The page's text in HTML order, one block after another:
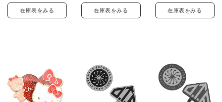
在庫表をみる 在庫表をみる 在庫表をみる